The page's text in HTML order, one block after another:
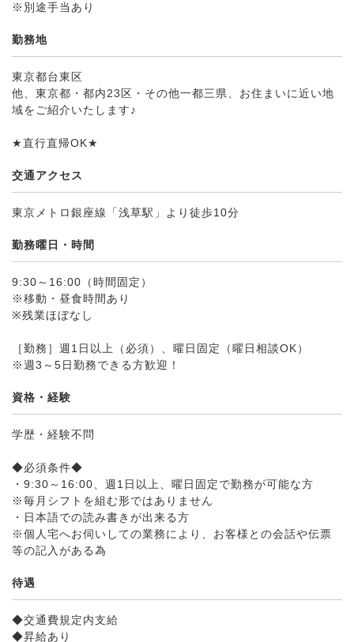
※別途手当あり
勤務地
東京都台東区
他、東京都・都内23区・その他一都三県、お住まいに近い地
域をご紹介いたします♪
★直行直帰OK★
交通アクセス
東京メトロ銀座線「浅草駅」より徒歩10分
勤務曜日・時間
9:30～16:00（時間固定）
※移動・昼食時間あり
※残業ほぼなし
［勤務］週1日以上（必須）、曜日固定（曜日相談OK）
※週3～5日勤務できる方歓迎！
資格・経験
学歴・経験不問
◆必須条件◆
・9:30～16:00、週1日以上、曜日固定で勤務が可能な方
※毎月シフトを組む形ではありません
・日本語での読み書きが出来る方
※個人宅へお伺いしての業務により、お客様との会話や伝票
等の記入がある為
待遇
◆交通費規定内支給
◆昇給あり